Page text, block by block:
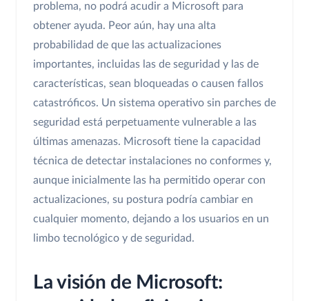
problema, no podrá acudir a Microsoft para
obtener ayuda. Peor aún, hay una alta
probabilidad de que las actualizaciones
importantes, incluidas las de seguridad y las de
características, sean bloqueadas o causen fallos
catastróficos. Un sistema operativo sin parches de
seguridad está perpetuamente vulnerable a las
últimas amenazas. Microsoft tiene la capacidad
técnica de detectar instalaciones no conformes y,
aunque inicialmente las ha permitido operar con
actualizaciones, su postura podría cambiar en
cualquier momento, dejando a los usuarios en un
limbo tecnológico y de seguridad.
La visión de Microsoft: